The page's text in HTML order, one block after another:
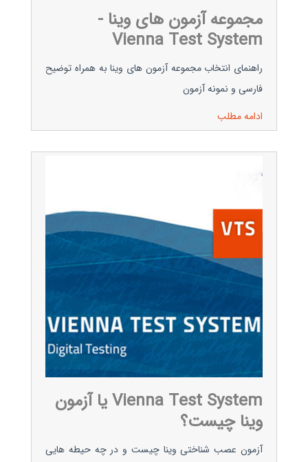
مجموعه آزمون های وینا -
Vienna Test System
راهنمای انتخاب مجموعه آزمون های وینا به همراه توضیح
فارسی و نمونه آزمون
ادامه مطلب
Vienna Test System یا آزمون
وینا چیست؟
آزمون عصب شناختی وینا چیست و در چه حیطه هایی